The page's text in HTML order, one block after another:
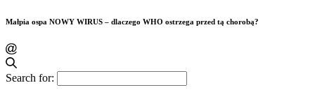
Małpia ospa NOWY WIRUS – dlaczego WHO ostrzega przed tą chorobą?
Search for: